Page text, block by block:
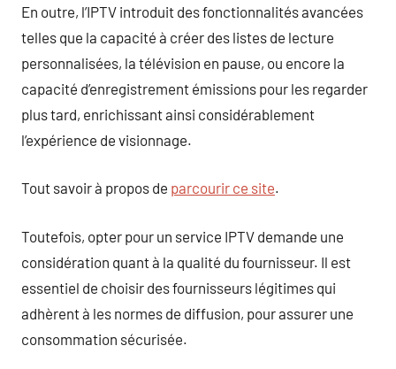
En outre, l’IPTV introduit des fonctionnalités avancées
telles que la capacité à créer des listes de lecture
personnalisées, la télévision en pause, ou encore la
capacité d’enregistrement émissions pour les regarder
plus tard, enrichissant ainsi considérablement
l’expérience de visionnage.
Tout savoir à propos de parcourir ce site.
Toutefois, opter pour un service IPTV demande une
considération quant à la qualité du fournisseur. Il est
essentiel de choisir des fournisseurs légitimes qui
adhèrent à les normes de diffusion, pour assurer une
consommation sécurisée.